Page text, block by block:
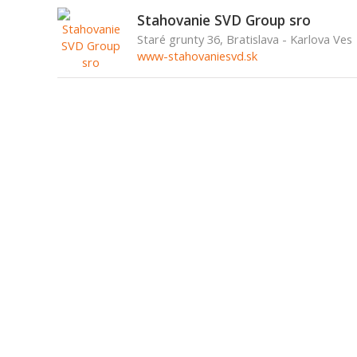
Stahovanie SVD Group sro
Staré grunty 36, Bratislava - Karlova Ves
www-stahovaniesvd.sk